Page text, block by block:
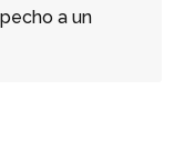
a un